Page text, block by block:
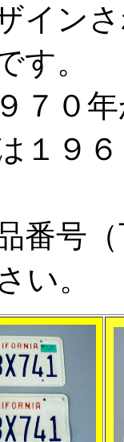
イン
す。
７０
１９
番号
い。